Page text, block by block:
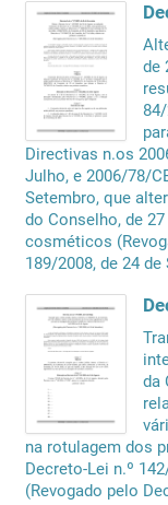
de
Directivas n.os
Julho, e 2006/78/
Setembro, que
do Conselho, de
cosméticos
189/2008, de 24
da
na rotulagem dos
Decreto-Lei n.º
(Revogado pelo